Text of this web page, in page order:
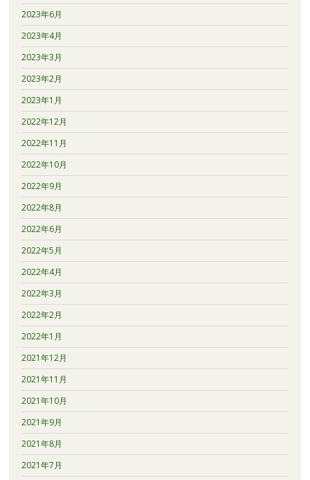
2023年6月
2023年4月
2023年3月
2023年2月
2023年1月
2022年12月
2022年11月
2022年10月
2022年9月
2022年8月
2022年6月
2022年5月
2022年4月
2022年3月
2022年2月
2022年1月
2021年12月
2021年11月
2021年10月
2021年9月
2021年8月
2021年7月